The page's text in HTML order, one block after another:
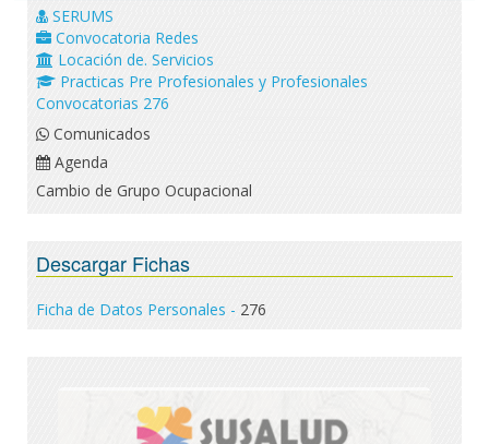
SERUMS
Convocatoria Redes
Locación de. Servicios
Practicas Pre Profesionales y Profesionales
Convocatorias 276
Comunicados
Agenda
Cambio de Grupo Ocupacional
Descargar Fichas
Ficha de Datos Personales - 276